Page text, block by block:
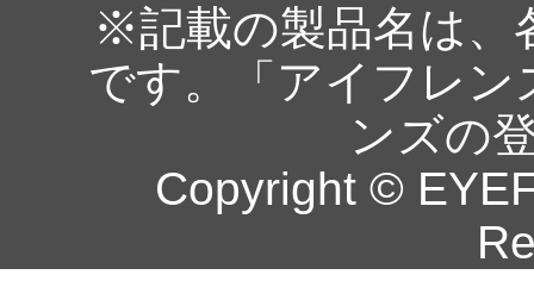
※記載の製品名は、
です。「アイフレ
ンズの
Copyright ©